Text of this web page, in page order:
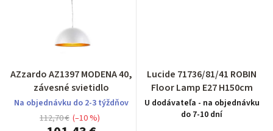
AZzardo AZ1397 MODENA 40,
závesné svietidlo
Na objednávku do 2-3 týždňov
112,70 € (–10 %)
Lucide 71736/81/41 ROBIN
Floor Lamp E27 H150cm
U dodávateľa - na objednávku
do 7-10 dní